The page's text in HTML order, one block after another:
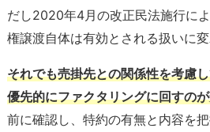
だし2020年4月の改正民法施行に
権譲渡自体は有効とされる扱いに変
それでも売掛先との関係性を考慮
優先的にファクタリングに回すの
前に確認し、特約の有無と内容を把